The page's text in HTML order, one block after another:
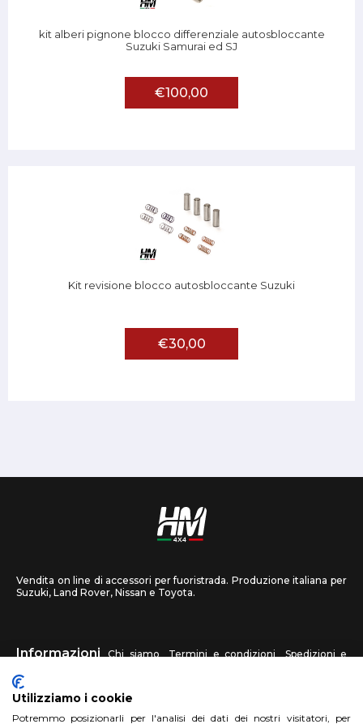
kit alberi pignone blocco differenziale autosbloccante
Suzuki Samurai ed SJ
€100,00
Kit revisione blocco autosbloccante Suzuki
€30,00
Vendita on line di accessori per fuoristrada. Produzione italiana per
Suzuki, Land Rover, Nissan e Toyota.
Informazioni Chi siamo Termini e condizioni
Spedizioni e
recessi
HM4X4 FAQ Centri assistenza Invia una foto
Utilizziamo i cookie
Potremmo posizionarli per l'analisi dei dati dei nostri visitatori, per